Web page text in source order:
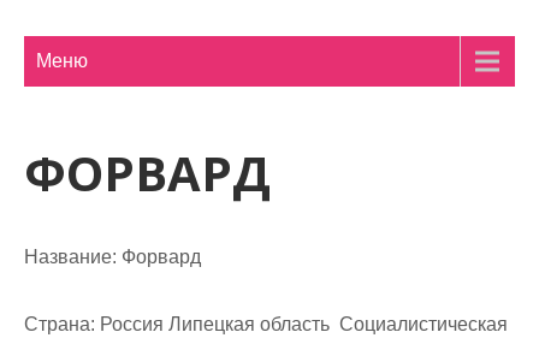
Меню
ФОРВАРД
Название: Форвард
Страна: Россия Липецкая область Социалистическая